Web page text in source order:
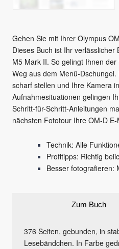
Gehen Sie mit Ihrer Olympus
Dieses Buch ist Ihr
M5 Mark II. So gelingt Ihnen
Weg aus dem Menü-
scharf stellen und Ihre Kamera
Aufnahmesituationen gelingen
Schritt-für-Schritt-Anleitungen
nächsten Fototour Ihre OM-D
Technik: Alle
Profitipps: Richtig
Besser fotografieren:
Zum Buch
376 Seiten, gebunden, in
Lesebändchen. In Farbe